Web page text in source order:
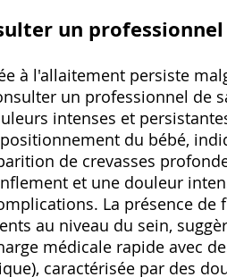
un
à l'allaitement persiste
un professionnel de
intenses et
du bébé,
de crevasses
et une douleur
La présence
au niveau du sein,
médicale rapide avec
caractérisée par des